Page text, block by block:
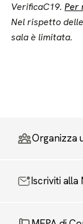
VerificaC19.Per
Nel rispetto
sala è limitata.
Organizza
Iscriviti alla